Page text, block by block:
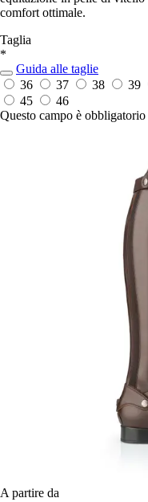
comfort ottimale.
Taglia
*
Guida alle taglie
36
37 38 39
45
46
Questo campo è obbligatorio
A partire da